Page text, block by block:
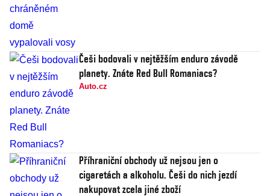
Češi bodovali v nejtěžším enduro závodě
planety. Znáte Red Bull Romaniacs?
Auto.cz
Příhraniční obchody už nejsou jen o
cigaretách a alkoholu. Češi do nich jezdí
nakupovat zcela jiné zboží